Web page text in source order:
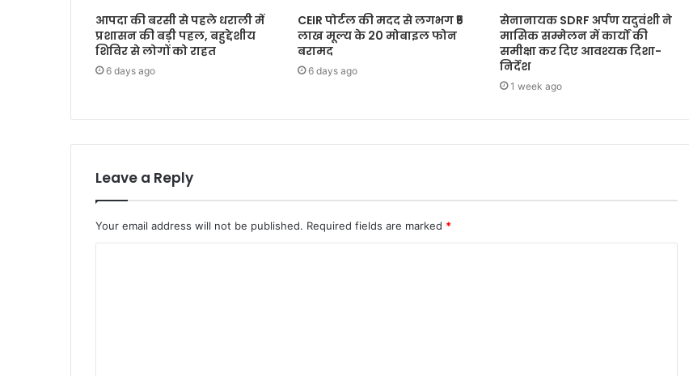
आपदा की बरसी से पहले धराली में
प्रशासन की बड़ी पहल, बहुद्देशीय
शिविर से लोगों को राहत
6 days ago
CEIR पोर्टल की मदद से लगभग ₹5
लाख मूल्य के 20 मोबाइल फोन
बरामद
6 days ago
सेनानायक SDRF अर्पण यदुवंशी ने
मासिक सम्मेलन में कार्यों की
समीक्षा कर दिए आवश्यक दिशा-
निर्देश
1 week ago
Leave a Reply
Your email address will not be published. Required fields are marked *